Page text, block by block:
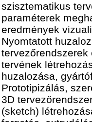
szisztematikus
paraméterek
eredmények
Nyomtatott
tervének
huzalozása,
Prototipizálás,
3D
(sketch)